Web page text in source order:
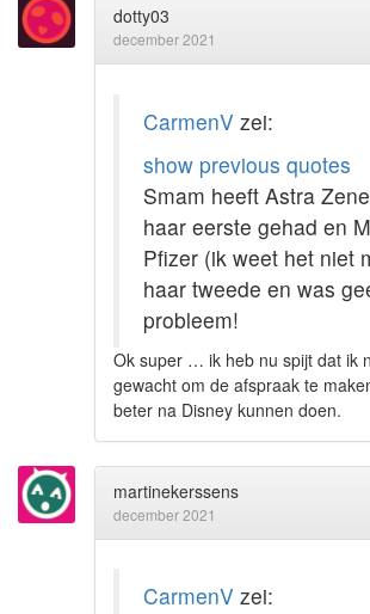
dotty03
december 2021
CarmenV zei:
show previous quotes
Smam heeft Astra
haar eerste gehad en
Pfizer (ik weet het niet
haar tweede en was
probleem!
Ok super … ik heb nu spijt dat ik
gewacht om de afspraak te
beter na Disney kunnen doen.
martinekerssens
december 2021
CarmenV zei: